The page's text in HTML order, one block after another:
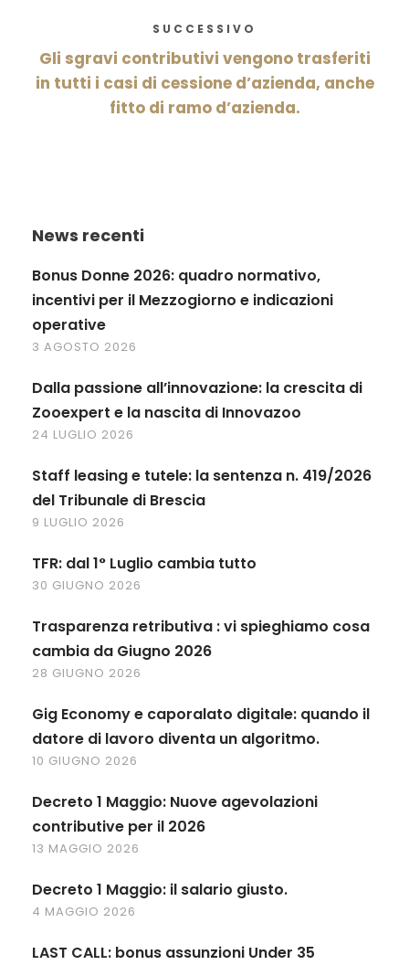
SUCCESSIVO
Gli sgravi contributivi vengono trasferiti
in tutti i casi di cessione d’azienda, anche
fitto di ramo d’azienda.
News recenti
Bonus Donne 2026: quadro normativo,
incentivi per il Mezzogiorno e indicazioni
operative
3 AGOSTO 2026
Dalla passione all’innovazione: la crescita di
Zooexpert e la nascita di Innovazoo
24 LUGLIO 2026
Staff leasing e tutele: la sentenza n. 419/2026
del Tribunale di Brescia
9 LUGLIO 2026
TFR: dal 1° Luglio cambia tutto
30 GIUGNO 2026
Trasparenza retributiva : vi spieghiamo cosa
cambia da Giugno 2026
28 GIUGNO 2026
Gig Economy e caporalato digitale: quando il
datore di lavoro diventa un algoritmo.
10 GIUGNO 2026
Decreto 1 Maggio: Nuove agevolazioni
contributive per il 2026
13 MAGGIO 2026
Decreto 1 Maggio: il salario giusto.
4 MAGGIO 2026
LAST CALL: bonus assunzioni Under 35